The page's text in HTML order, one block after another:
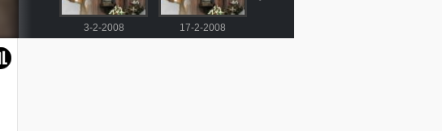
3-2-2008 17-2-2008